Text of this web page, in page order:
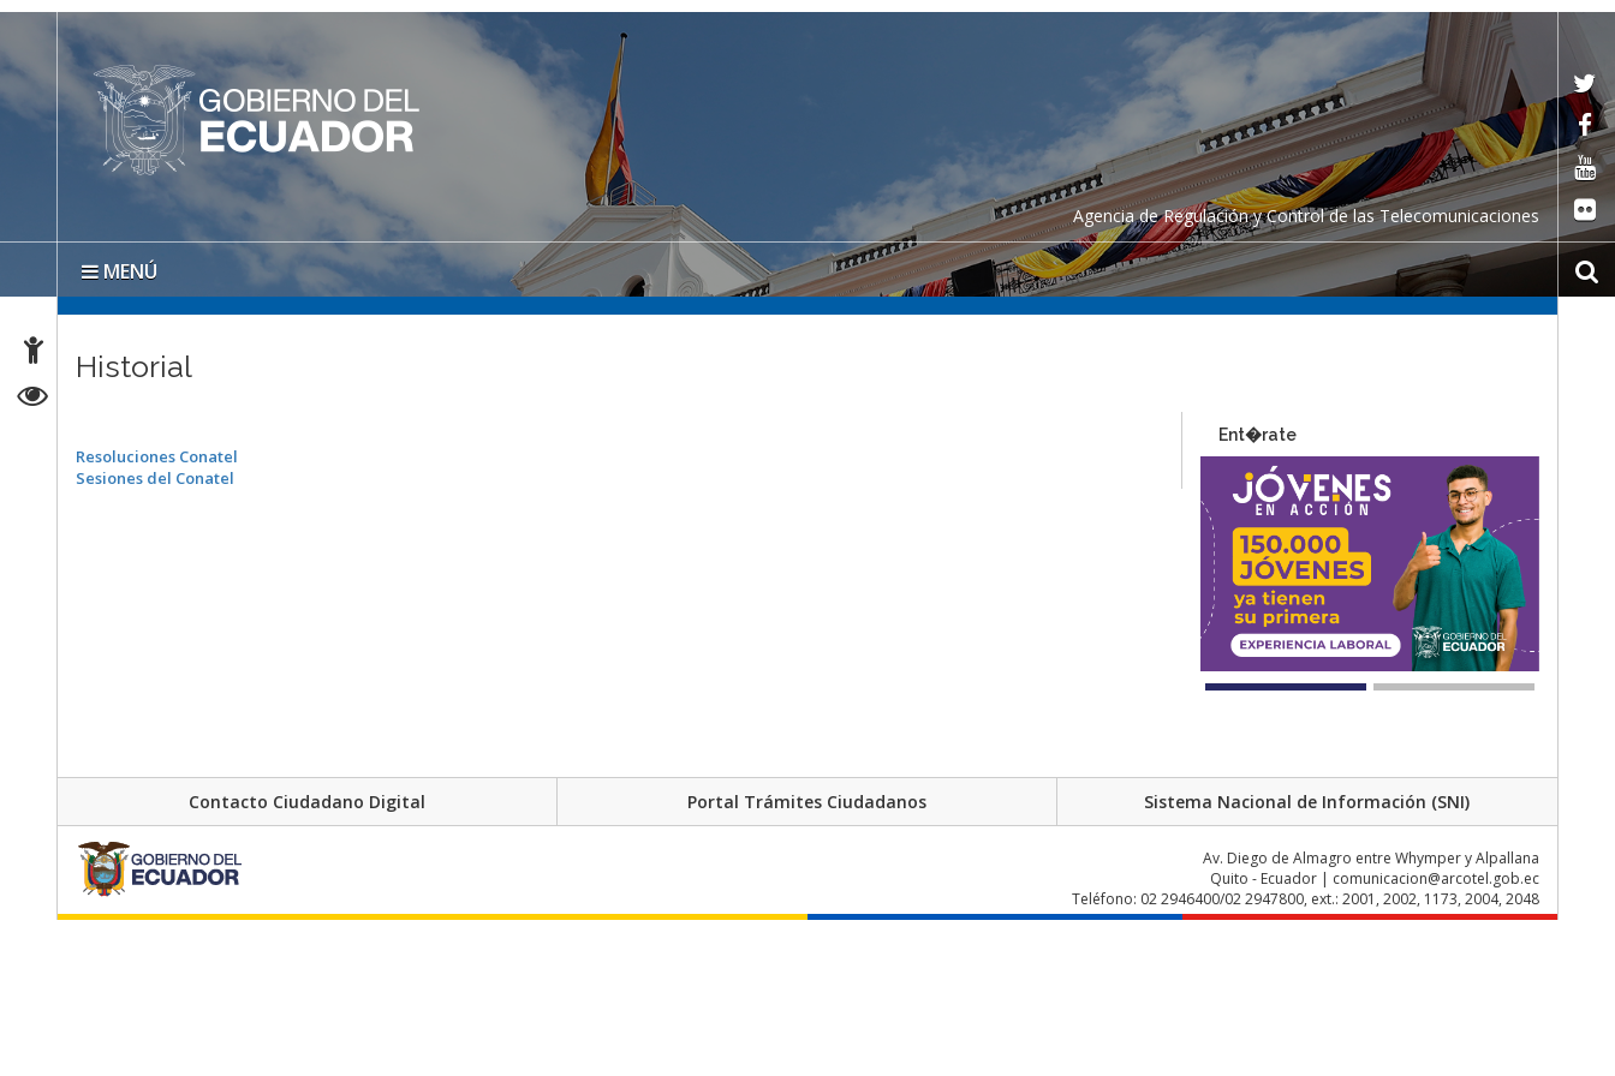
Agencia de Regulación y Control de las Telecomunicaciones
MENÚ
Historial
Resoluciones Conatel
Sesiones del Conatel
Ent�rate
Contacto Ciudadano Digital Portal Trámites Ciudadanos Sistema Nacional de Información (SNI)
Av. Diego de Almagro entre Whymper y Alpallana
Quito - Ecuador | comunicacion@arcotel.gob.ec
Teléfono: 02 2946400/02 2947800, ext.: 2001, 2002, 1173, 2004, 2048